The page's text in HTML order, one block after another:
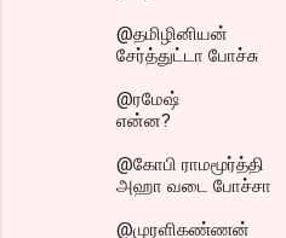
@தமிழினியன்
சேர்த்துட்டா போச்சு
@ரமேஷ்
என்ன?
@கோபி ராமமூர்த்தி
அஹா வடை போச்சா
@முரளிகண்ணன்